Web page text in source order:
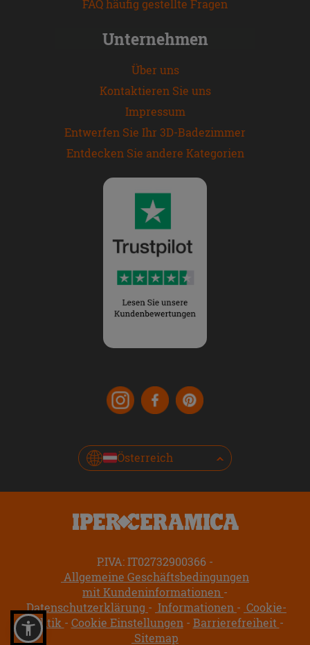
FAQ häufig gestellte Fragen
Unternehmen
Über uns
Kontaktieren Sie uns
Impressum
Entwerfen Sie Ihr 3D-Badezimmer
Entdecken Sie andere Kategorien
Österreich
P.IVA: IT02732900366
Allgemeine Geschäftsbedingungen
mit Kundeninformationen
Datenschutzerklärung
Informationen
Cookie-
Politik
Cookie Einstellungen
Barrierefreiheit
Sitemap